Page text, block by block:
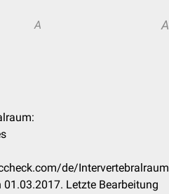
A A
de/Intervertebralraum
01.03.2017. Letzte Bearbeitung